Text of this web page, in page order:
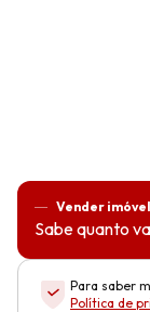
Vender imóvel
Sabe quanto
Para saber
Política de